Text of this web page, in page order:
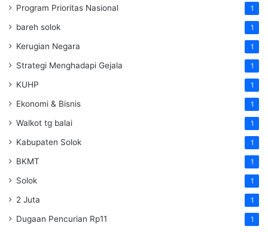
Program Prioritas Nasional 1
bareh solok 1
Kerugian Negara 1
Strategi Menghadapi Gejala 1
KUHP 1
Ekonomi & Bisnis 1
Walkot tg balai 1
Kabupaten Solok 1
BKMT 1
Solok 1
2 Juta 1
Dugaan Pencurian Rp11 1